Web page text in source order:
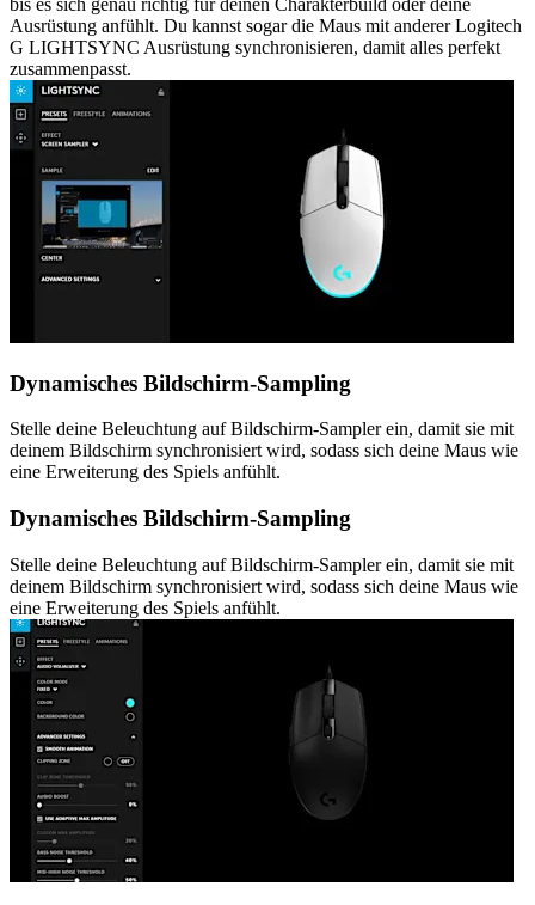
Ausrüstung anfühlt. Du kannst sogar die Maus mit anderer Logitech
G LIGHTSYNC Ausrüstung synchronisieren, damit alles perfekt
zusammenpasst.
Dynamisches Bildschirm-Sampling
Stelle deine Beleuchtung auf Bildschirm-Sampler ein, damit sie mit
deinem Bildschirm synchronisiert wird, sodass sich deine Maus wie
eine Erweiterung des Spiels anfühlt.
Dynamisches Bildschirm-Sampling
Stelle deine Beleuchtung auf Bildschirm-Sampler ein, damit sie mit
deinem Bildschirm synchronisiert wird, sodass sich deine Maus wie
eine Erweiterung des Spiels anfühlt.